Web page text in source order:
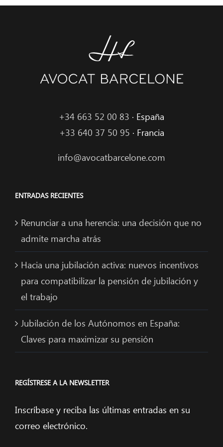
+34 663 52 00 83 · España
+33 640 37 50 95 · Francia
info@avocatbarcelone.com
ENTRADAS RECIENTES
Renunciar a una herencia: una decisión que no
admite marcha atrás
Hacia una jubilación activa: nuevos incentivos
para compatibilizar la pensión de jubilación y
el trabajo
Jubilación de los Autónomos en España:
Claves para maximizar su pensión
REGÍSTRESE A LA NEWSLETTER
Inscríbase y reciba las últimas entradas en su
correo electrónico.